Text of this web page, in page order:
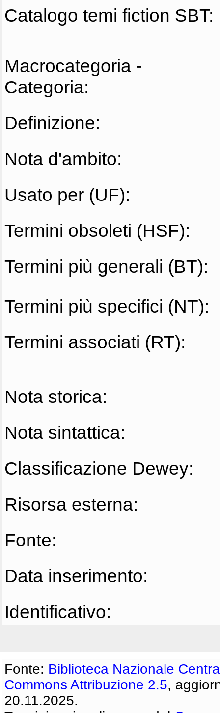
Catalogo temi fiction SBT:
Macrocategoria -
Categoria:
Definizione:
Nota d'ambito:
Usato per (UF):
Termini obsoleti (HSF):
Termini più generali (BT):
Termini più specifici (NT):
Termini associati (RT):
Nota storica:
Nota sintattica:
Classificazione Dewey:
Risorsa esterna:
Fonte:
Data inserimento:
Identificativo:
Fonte: Biblioteca Nazionale
Commons Attribuzione 2.5,
20.11.2025.